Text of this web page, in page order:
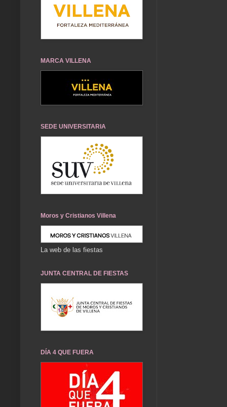
MARCA VILLENA
SEDE UNIVERSITARIA
Moros y Cristianos Villena
La web de las fiestas
JUNTA CENTRAL DE FIESTAS
DÍA 4 QUE FUERA